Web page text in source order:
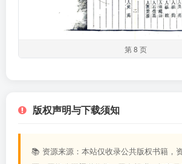
第 8 页
版权声明与下载须知
📚 资源来源：本站仅收录公共版权书籍，